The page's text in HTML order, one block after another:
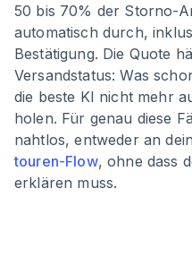
50 bis 70% der Storno-
automatisch durch,
Bestätigung. Die Quote
Versandstatus: Was
die beste KI nicht mehr
holen. Für genau diese
nahtlos, entweder an
touren-Flow, ohne dass
erklären muss.